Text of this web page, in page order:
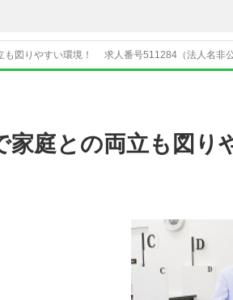
も図りやすい環境！ 求人番号511284（法人名非公
家庭との両立も図り